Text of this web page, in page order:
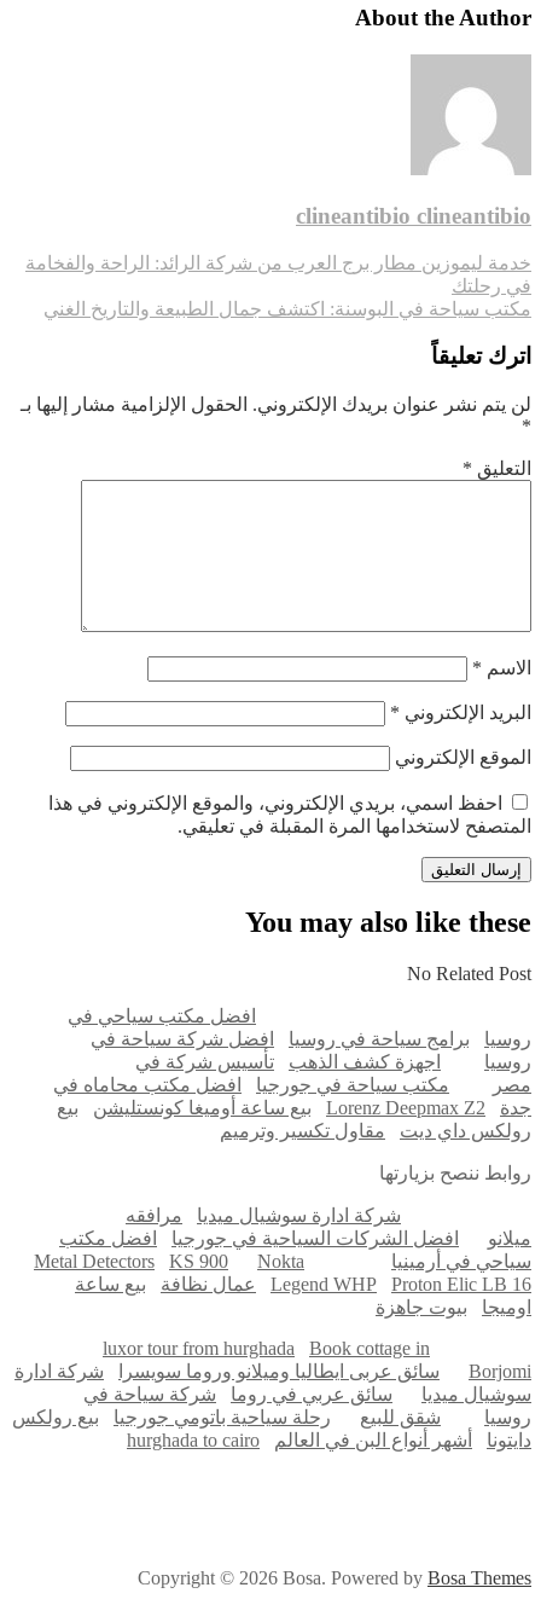
About the Author
clineantibio clineantibio
تصفّح
المقالات
خدمة ليموزين مطار برج العرب من شركة الرائد: الراحة والفخامة
في رحلتك
مكتب سياحة في البوسنة: اكتشف جمال الطبيعة والتاريخ الغني
اترك تعليقاً
لن يتم نشر عنوان بريدك الإلكتروني. الحقول الإلزامية مشار إليها بـ
*
التعليق *
الاسم *
البريد الإلكتروني *
الموقع الإلكتروني
احفظ اسمي، بريدي الإلكتروني، والموقع الإلكتروني في هذا
المتصفح لاستخدامها المرة المقبلة في تعليقي.
You may also like these
No Related Post
افضل مكتب سياحي في
روسيا
برامج سياحة في روسيا
افضل شركة سياحة في
روسيا
اجهزة كشف الذهب
تأسيس شركة في
مصر
مكتب سياحة في جورجيا
افضل مكتب محاماه في
جدة
Lorenz Deepmax Z2 بيع ساعة أوميغا كونستليشن
بيع
رولكس داي ديت
مقاول تكسير وترميم
روابط ننصح بزيارتها
شركة ادارة سوشيال ميديا
مرافقه
ميلانو
افضل الشركات السياحية في جورجيا
افضل مكتب
سياحي في أرمينيا
Metal Detectors KS 900
Nokta
Legend WHP
Proton Elic LB 16 عمال نظافة
بيع ساعة
اوميجا
بيوت جاهزة
luxor tour from hurghada
Book cottage in
Borjomi
سائق عربى ايطاليا وميلانو وروما سويسرا
شركة ادارة
سوشيال ميديا
سائق عربي في روما
شركة سياحة في
روسيا
شقق للبيع رحلة سياحية باتومي جورجيا
بيع رولكس
دايتونا
أشهر أنواع البن في العالم hurghada to cairo
Copyright © 2026 Bosa. Powered by Bosa Themes